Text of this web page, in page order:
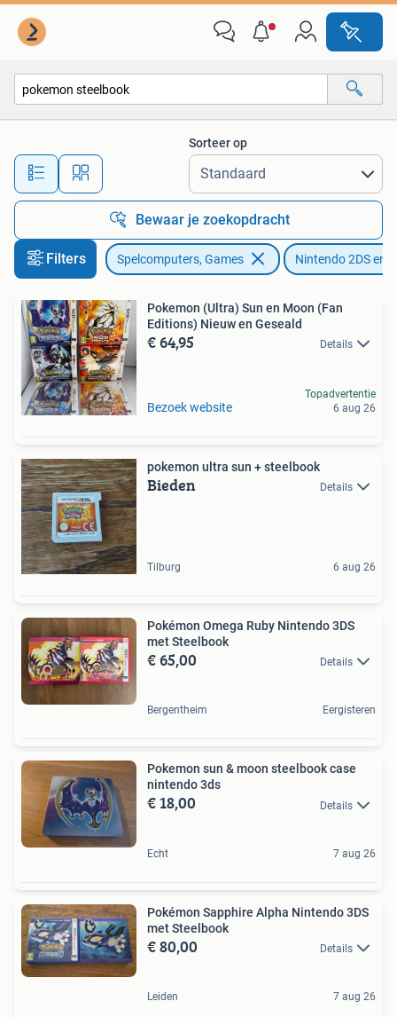
Alle afstanden…
Sorteer op
Bewaar je zoekopdracht
Filters Spelcomputers, Games Nintendo 2DS en
Pokemon (Ultra) Sun en Moon (Fan
Editions) Nieuw en Geseald
€ 64,95 Details
Bezoek website
Topadvertentie
6 aug 26
pokemon ultra sun + steelbook
Bieden Details
Tilburg 6 aug 26
Pokémon Omega Ruby Nintendo 3DS
met Steelbook
€ 65,00 Details
Bergentheim Eergisteren
Pokemon sun & moon steelbook case
nintendo 3ds
€ 18,00 Details
Echt 7 aug 26
Pokémon Sapphire Alpha Nintendo 3DS
met Steelbook
€ 80,00 Details
Leiden 7 aug 26